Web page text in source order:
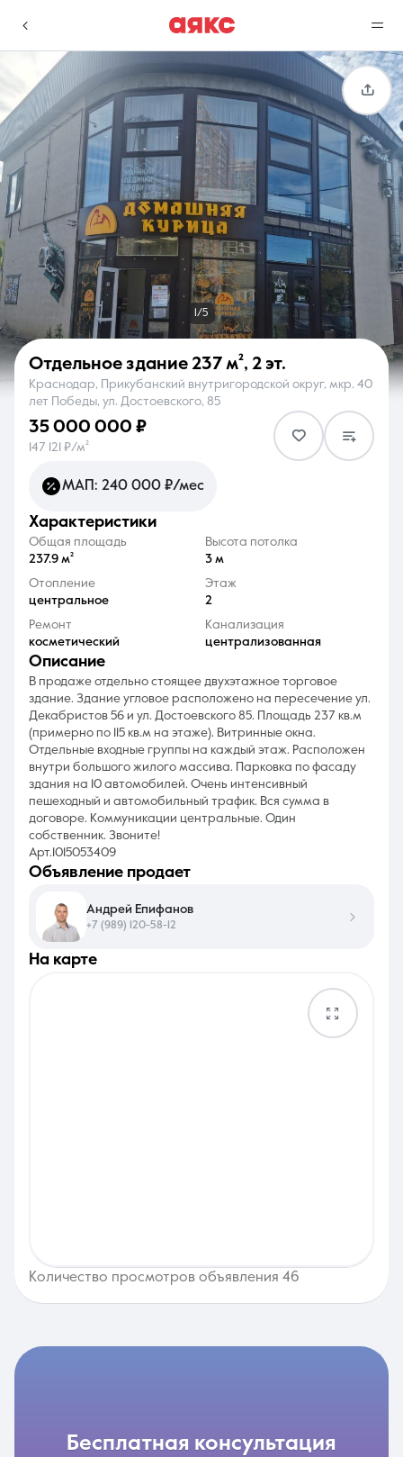
г. Краснодар
Избранное
0 объявлений
Сравнение
0 объявлений
Недвижимость Услуги
О компании Контакты
8 (861) 297-00-00
Ежедневно с 08:30 до 20:00
1/5
Отдельное здание 237 м², 2 эт.
Краснодар, Прикубанский внутригородской округ, мкр. 40
лет Победы, ул. Достоевского, 85
35 000 000 ₽
147 121 ₽/м²
МАП: 240 000 ₽/мес
характеристики
Общая площадь
237.9 м²
Высота потолка
3 м
Отопление
центральное
Этаж
2
Ремонт
косметический
Канализация
централизованная
описание
В продаже отдельно стоящее двухэтажное торговое
здание. Здание угловое расположено на пересечение ул.
Декабристов 56 и ул. Достоевского 85. Площадь 237 кв.м
(примерно по 115 кв.м на этаже). Витринные окна.
Отдельные входные группы на каждый этаж. Расположен
внутри большого жилого массива. Парковка по фасаду
здания на 10 автомобилей. Очень интенсивный
пешеходный и автомобильный трафик. Вся сумма в
договоре. Коммуникации центральные. Один
собственник. Звоните!
Арт.1015053409
на карте
Количество просмотров объявления 46
объявление продает
Андрей Епифанов
+7 (989) 120-58-12
бесплатная консультация